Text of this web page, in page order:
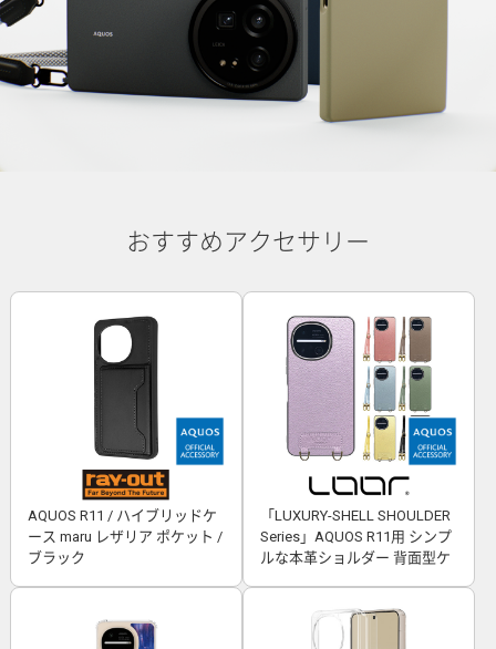
おすすめアクセサリー
AQUOS R11 / ハイブリッドケ
ース maru レザリア ポケット /
ブラック
「LUXURY-SHELL SHOULDER
Series」AQUOS R11用 シンプ
ルな本革ショルダー 背面型ケ